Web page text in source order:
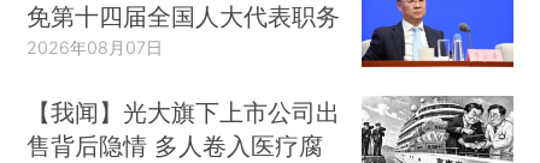
免第十四届全国人大代表职务
2026年08月07日
【我闻】光大旗下上市公司出
售背后隐情 多人卷入医疗腐